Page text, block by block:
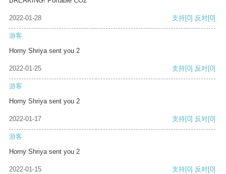
2022-01-28 支持[0] 反对[0]
游客
Horny Shriya sent you 2
2022-01-25 支持[0] 反对[0]
游客
Horny Shriya sent you 2
2022-01-17 支持[0] 反对[0]
游客
Horny Shriya sent you 2
2022-01-15 支持[0] 反对[0]